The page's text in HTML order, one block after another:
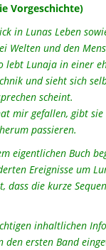
Vorgeschichte)
in Lunas Leben
Welten und den
lebt Lunaja in einer
und sieht sich
scheint.
mir gefallen, gibt
passieren.
eigentlichen Buch
Ereignisse um
dass die kurze
inhaltlichen
ersten Band